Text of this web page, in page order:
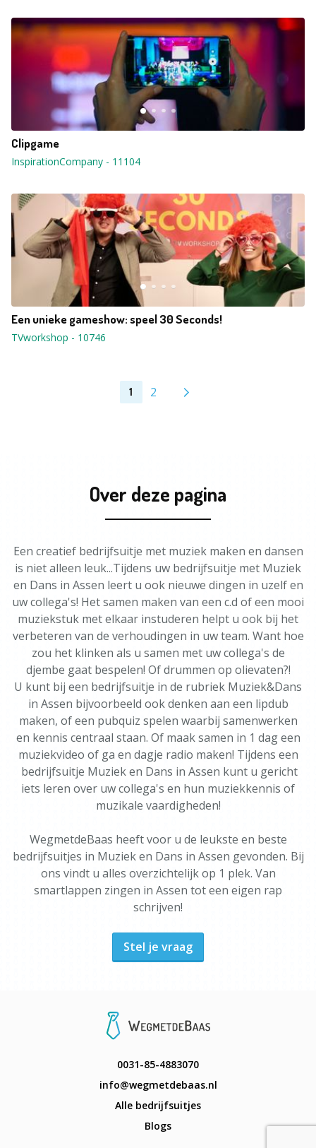
Clipgame
InspirationCompany - 11104
Een unieke gameshow: speel 30 Seconds!
TVworkshop - 10746
1 2
Over deze pagina
Een creatief bedrijfsuitje met muziek maken en dansen
is niet alleen leuk...Tijdens uw bedrijfsuitje met Muziek
en Dans in Assen leert u ook nieuwe dingen in uzelf en
uw collega's! Het samen maken van een c.d of een mooi
muziekstuk met elkaar instuderen helpt u ook bij het
verbeteren van de verhoudingen in uw team. Want hoe
zou het klinken als u samen met uw collega's de
djembe gaat bespelen! Of drummen op olievaten?!
U kunt bij een bedrijfsuitje in de rubriek Muziek&Dans
in Assen bijvoorbeeld ook denken aan een lipdub
maken, of een pubquiz spelen waarbij samenwerken
en kennis centraal staan. Of maak samen in 1 dag een
muziekvideo of ga en dagje radio maken! Tijdens een
bedrijfsuitje Muziek en Dans in Assen kunt u gericht
iets leren over uw collega's en hun muziekkennis of
muzikale vaardigheden!
WegmetdeBaas heeft voor u de leukste en beste
bedrijfsuitjes in Muziek en Dans in Assen gevonden. Bij
ons vindt u alles overzichtelijk op 1 plek. Van
smartlappen zingen in Assen tot een eigen rap
schrijven!
Stel je vraag
0031-85-4883070
info@wegmetdebaas.nl
Alle bedrijfsuitjes
Blogs